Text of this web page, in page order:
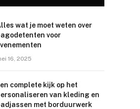
wat je moet weten over
voor
16, 2025
complete kijk op het
van kleding en
met borduurwerk